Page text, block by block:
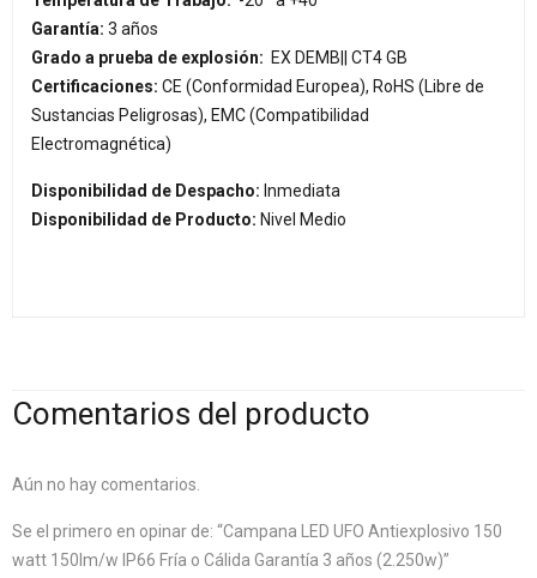
Garantía: 3 años
Grado a prueba de explosión: EX DEMB|| CT4 GB
Certificaciones: CE (Conformidad Europea), RoHS (Libre de
Sustancias Peligrosas), EMC (Compatibilidad
Electromagnética)
Disponibilidad de Despacho: Inmediata
Disponibilidad de Producto: Nivel Medio
Comentarios del producto
Aún no hay comentarios.
Se el primero en opinar de: “Campana LED UFO Antiexplosivo 150
watt 150lm/w IP66 Fría o Cálida Garantía 3 años (2.250w)”